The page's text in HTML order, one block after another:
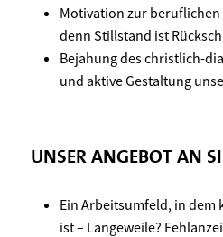
Motivation zur
denn Stillstand ist
Bejahung des christlich-
und aktive Gestaltung
UNSER ANGEBOT AN
Ein Arbeitsumfeld, in dem
ist – Langeweile?